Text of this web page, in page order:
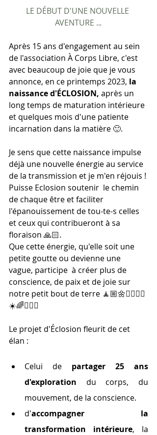
LE DÉBUT D'UNE NOUVELLE
AVENTURE ...
Après 15 ans d'engagement au sein
de l'association À Corps Libre, c'est
avec beaucoup de joie que je vous
annonce, en ce printemps 2023, la
naissance d'ÉCLOSION, après un
long temps de maturation intérieure
et quelques mois d'une patiente
incarnation dans la matière 🙂.
Je sens que cette naissance impulse
déjà une nouvelle énergie au service
de la transmission et je m'en réjouis !
Puisse Eclosion soutenir  le chemin
de chaque être et faciliter
l'épanouissement de tou-te-s celles
et ceux qui contribueront à sa
floraison 🙏🏻.
Que cette énergie, qu'elle soit une
petite goutte ou devienne une
vague, participe  à créer plus de
conscience, de paix et de joie sur
notre petit bout de terre 🧘🏼🌼🧘🏻‍♂️⚖️
☀️🌈🧘🏿‍♂️
Le projet d'Éclosion fleurit de cet
élan :
Celui de partager 25 ans
d'exploration du corps, du
mouvement, de la conscience.
d'accompagner la
transformation intérieure, la